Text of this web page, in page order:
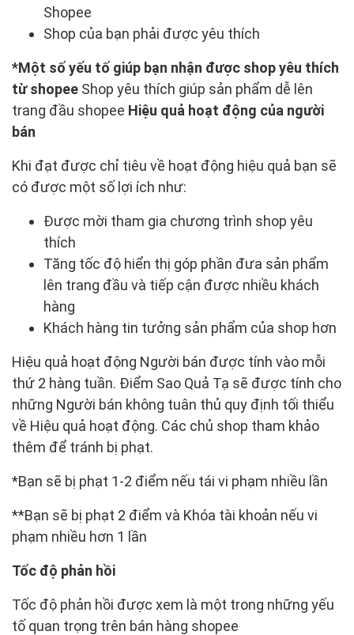
Shopee
Shop của bạn phải được yêu thích
*Một số yếu tố giúp bạn nhận được shop yêu thích
từ shopee Shop yêu thích giúp sản phẩm dễ lên
trang đầu shopee Hiệu quả hoạt động của người
bán
Khi đạt được chỉ tiêu về hoạt động hiệu quả bạn sẽ
có được một số lợi ích như:
Được mời tham gia chương trình shop yêu
thích
Tăng tốc độ hiển thị góp phần đưa sản phẩm
lên trang đầu và tiếp cận được nhiều khách
hàng
Khách hàng tin tưởng sản phẩm của shop hơn
Hiệu quả hoạt động Người bán được tính vào mỗi
thứ 2 hàng tuần. Điểm Sao Quả Tạ sẽ được tính cho
những Người bán không tuân thủ quy định tối thiểu
về Hiệu quả hoạt động. Các chủ shop tham khảo
thêm để tránh bị phạt.
*Bạn sẽ bị phạt 1-2 điểm nếu tái vi phạm nhiều lần
**Bạn sẽ bị phạt 2 điểm và Khóa tài khoản nếu vi
phạm nhiều hơn 1 lần
Tốc độ phản hồi
Tốc độ phản hồi được xem là một trong những yếu
tố quan trọng trên bán hàng shopee